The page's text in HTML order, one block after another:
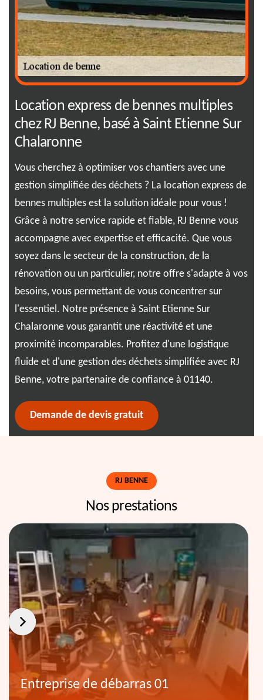
Location express de bennes multiples
chez RJ Benne, basé à Saint Etienne Sur
Chalaronne
Vous cherchez à optimiser vos chantiers avec une
gestion simplifiée des déchets ? La location express de
bennes multiples est la solution idéale pour vous !
Grâce à notre service rapide et fiable, RJ Benne vous
accompagne avec expertise et efficacité. Que vous
soyez dans le secteur de la construction, de la
rénovation ou un particulier, notre offre s'adapte à vos
besoins, vous permettant de vous concentrer sur
l'essentiel. Notre présence à Saint Etienne Sur
Chalaronne vous garantit une réactivité et une
proximité incomparables. Profitez d'une logistique
fluide et d'une gestion des déchets simplifiée avec RJ
Benne, votre partenaire de confiance à 01140.
Demande de devis gratuit
RJ BENNE
Nos prestations
Entreprise de débarras 01